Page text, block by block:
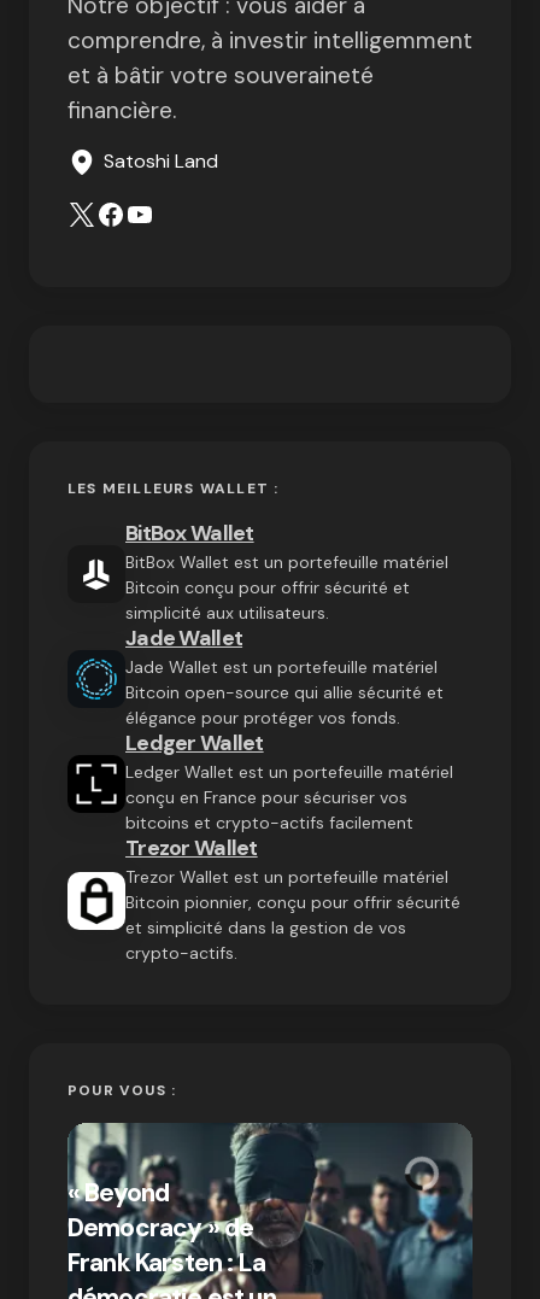
comprendre, à investir intelligemment
et à bâtir votre souveraineté
financière.
Satoshi Land
LES MEILLEURS WALLET :
BitBox Wallet
BitBox Wallet est un portefeuille matériel
Bitcoin conçu pour offrir sécurité et
simplicité aux utilisateurs.
Jade Wallet
Jade Wallet est un portefeuille matériel
Bitcoin open-source qui allie sécurité et
élégance pour protéger vos fonds.
Ledger Wallet
Ledger Wallet est un portefeuille matériel
conçu en France pour sécuriser vos
bitcoins et crypto-actifs facilement
Trezor Wallet
Trezor Wallet est un portefeuille matériel
Bitcoin pionnier, conçu pour offrir sécurité
et simplicité dans la gestion de vos
crypto-actifs.
POUR VOUS :
« Beyond
Democracy » de
Frank Karsten : La